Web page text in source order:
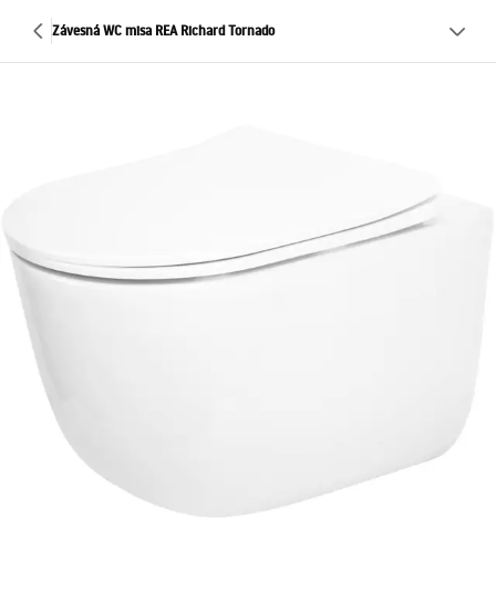
Závesná WC misa REA Richard Tornado